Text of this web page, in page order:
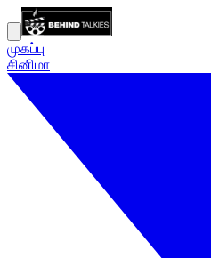
முகப்பு
சினிமா